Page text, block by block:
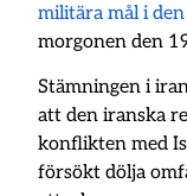
militära mål i
morgonen den
Stämningen i
att den iranska
konflikten med
försökt dölja